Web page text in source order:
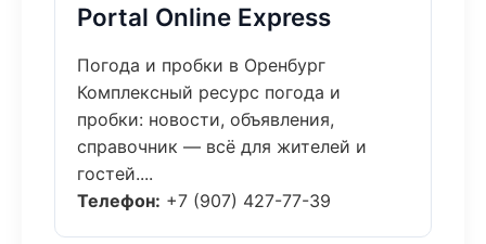
Portal Online Express
Погода и пробки в Оренбург
Комплексный ресурс погода и
пробки: новости, объявления,
справочник — всё для жителей и
гостей....
Телефон: +7 (907) 427-77-39